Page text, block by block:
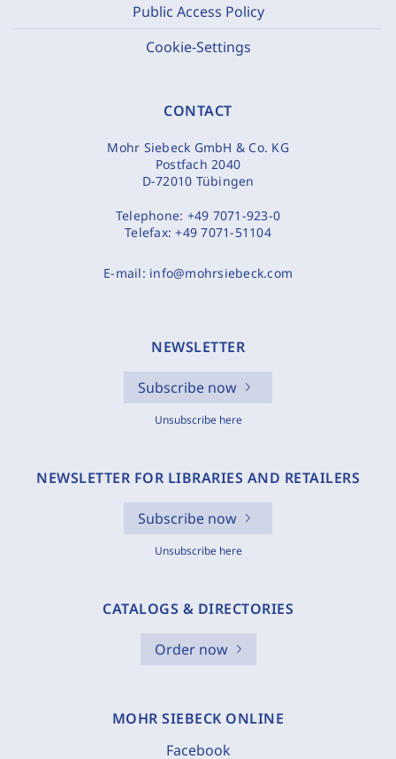
Public Access Policy
Cookie-Settings
CONTACT
Mohr Siebeck GmbH & Co. KG
Postfach 2040
D-72010 Tübingen
Telephone: +49 7071-923-0
Telefax:+49 7071-51104
E-mail: info@mohrsiebeck.com
NEWSLETTER
Subscribe now
Unsubscribe here
NEWSLETTER FOR LIBRARIES AND RETAILERS
Subscribe now
Unsubscribe here
CATALOGS & DIRECTORIES
Order now
MOHR SIEBECK ONLINE
Facebook